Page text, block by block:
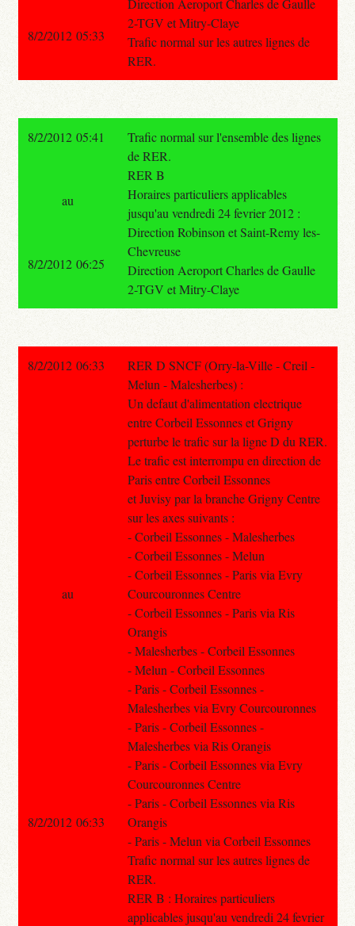
Direction Aeroport Charles de Gaulle
2-TGV et Mitry-Claye
Trafic normal sur les autres lignes de
RER.
8/2/2012 05:33
8/2/2012 05:41
Trafic normal sur l'ensemble des lignes
de RER.
RER B
Horaires particuliers applicables
jusqu'au vendredi 24 fevrier 2012 :
Direction Robinson et Saint-Remy les-
Chevreuse
Direction Aeroport Charles de Gaulle
2-TGV et Mitry-Claye
au
8/2/2012 06:25
8/2/2012 06:33
RER D SNCF (Orry-la-Ville - Creil -
Melun - Malesherbes) :
Un defaut d'alimentation electrique
entre Corbeil Essonnes et Grigny
perturbe le trafic sur la ligne D du RER.
Le trafic est interrompu en direction de
Paris entre Corbeil Essonnes
et Juvisy par la branche Grigny Centre
sur les axes suivants :
- Corbeil Essonnes - Malesherbes
- Corbeil Essonnes - Melun
- Corbeil Essonnes - Paris via Evry
Courcouronnes Centre
- Corbeil Essonnes - Paris via Ris
Orangis
- Malesherbes - Corbeil Essonnes
- Melun - Corbeil Essonnes
- Paris - Corbeil Essonnes -
Malesherbes via Evry Courcouronnes
- Paris - Corbeil Essonnes -
Malesherbes via Ris Orangis
- Paris - Corbeil Essonnes via Evry
Courcouronnes Centre
- Paris - Corbeil Essonnes via Ris
Orangis
- Paris - Melun via Corbeil Essonnes
Trafic normal sur les autres lignes de
RER.
RER B : Horaires particuliers
applicables jusqu'au vendredi 24 fevrier
au
8/2/2012 06:33